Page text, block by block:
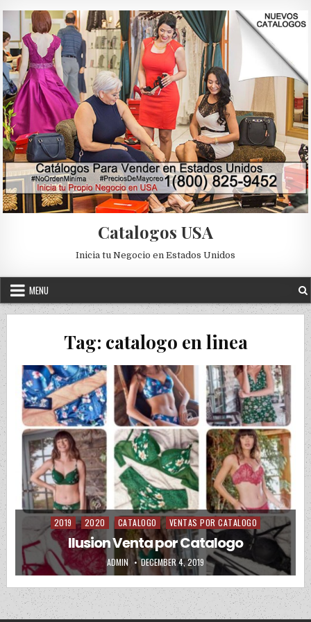
Catalogos USA
Inicia tu Negocio en Estados Unidos
MENU
Tag: catalogo en linea
Posted in
2019 2020 CATALOGO VENTAS POR CATALOGO
Ilusion Venta por Catalogo
AUTHOR:
ADMIN PUBLISHED DATE:
DECEMBER 4, 2019